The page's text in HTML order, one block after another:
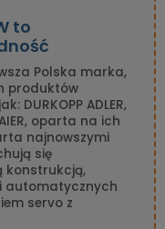
to
Polska marka,
produktów
DURKOPP ADLER,
oparta na ich
najnowszymi
się
konstrukcją,
automatycznych
servo z